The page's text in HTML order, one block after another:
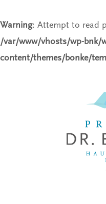
Warning: Attempt to read
/var/www/vhosts/wp-bnk/
content/themes/bonke/